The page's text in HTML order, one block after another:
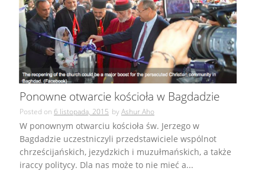
Ponowne otwarcie kościoła w Bagdadzie
Posted on 6 listopada, 2015 byAshur Aho
W ponownym otwarciu kościoła św. Jerzego w
Bagdadzie uczestniczyli przedstawiciele wspólnot
chrześcijańskich, jezydzkich i muzułmańskich, a także
iraccy politycy. Dla nas może to nie mieć a...